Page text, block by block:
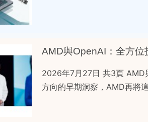
AMD與OpenAI：全方位
2026年7月27日 共3頁 AMD
方向的早期洞察，AMD再將